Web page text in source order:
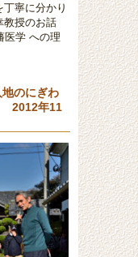
寧に分かり
教授のお話
医学 への理
のにぎわ
2012年11